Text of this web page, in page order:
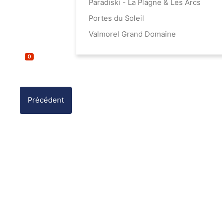
Paradiski - La Plagne & Les Arcs
Portes du Soleil
Valmorel Grand Domaine
0
Précédent